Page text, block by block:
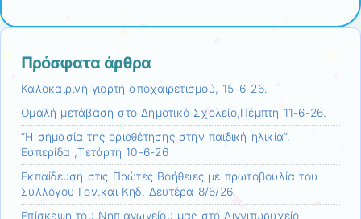
Πρόσφατα άρθρα
Καλοκαιρινή γιορτή αποχαιρετισμού, 15-6-26.
Ομαλή μετάβαση στο Δημοτικό Σχολείο,Πέμπτη 11-6-26.
“Η σημασία της οριοθέτησης στην παιδική ηλικία”.
Εσπερίδα ,Τετάρτη 10-6-26
Εκπαίδευση στις Πρώτες Βοήθειες με πρωτοβουλία του
Συλλόγου Γον.και Κηδ. Δευτέρα 8/6/26.
Επίσκεψη τoυ Νηπιαγωγείου μας στο Λιγνιτωρυχείο